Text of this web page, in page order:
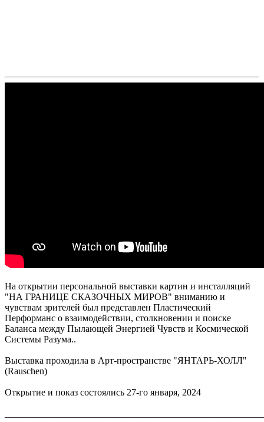
На открытии персональной выставки картин и инсталляций
"НА ГРАНИЦЕ СКАЗОЧНЫХ МИРОВ" вниманию и
чувствам зрителей был представлен Пластический
Перформанс о взаимодействии, столкновении и поиске
Баланса между Пылающей Энергией Чувств и Космической
Системы Разума..
Выставка проходила в Арт-пространстве "ЯНТАРЬ-ХОЛЛ"
(Rauschen)
Открытие и показ состоялись 27-го января, 2024